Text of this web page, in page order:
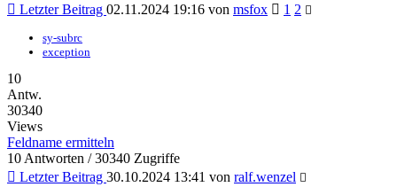
Letzter Beitrag 02.11.2024 19:16 von msfox 1 2
sy-subrc
exception
10
Antw.
30340
Views
Feldname ermitteln
10 Antworten / 30340 Zugriffe
Letzter Beitrag 30.10.2024 13:41 von ralf.wenzel